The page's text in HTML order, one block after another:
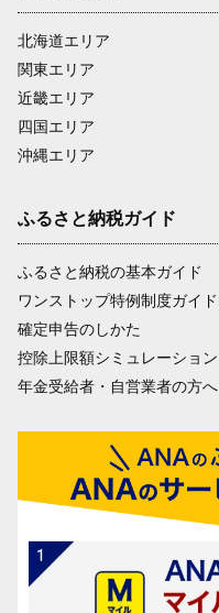
北海道エリア
関東エリア
近畿エリア
四国エリア
沖縄エリア
ふるさと納税ガイド
ふるさと納税の基本ガイド
ワンストップ特例制度ガイド
確定申告のしかた
控除上限額シミュレーション
年金受給者・自営業者の方へ